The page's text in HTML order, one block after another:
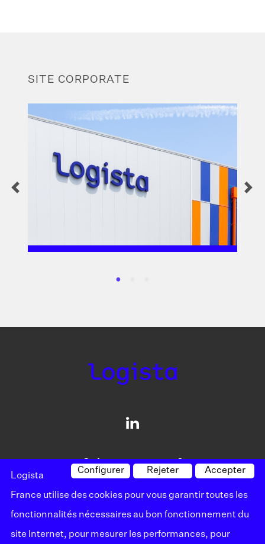
SITE CORPORATE
Qui sommes-nous?
Nos solutions
Accepter
Rejeter
Configurer
Logista
France utilise des cookies pour vous garantir toutes les
fonctionnalités nécessaires au bon fonctionnement du
site Internet, pour mesurer les performances, pour